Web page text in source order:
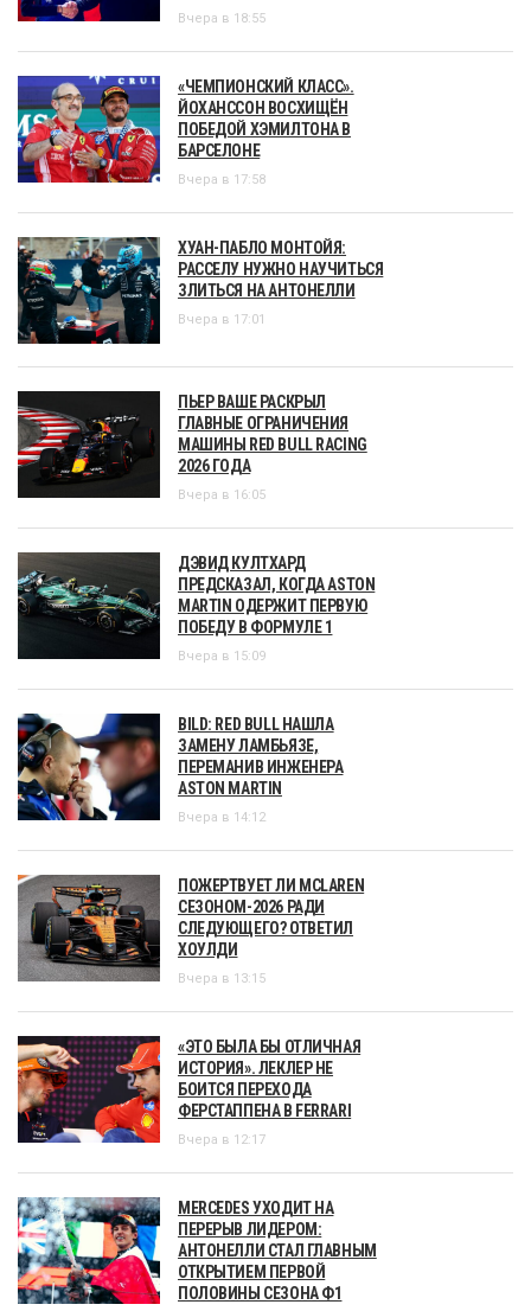
Вчера в 18:55
«ЧЕМПИОНСКИЙ КЛАСС».
ЙОХАНССОН ВОСХИЩЁН
ПОБЕДОЙ ХЭМИЛТОНА В
БАРСЕЛОНЕ
Вчера в 17:58
ХУАН-ПАБЛО МОНТОЙЯ:
РАССЕЛУ НУЖНО НАУЧИТЬСЯ
ЗЛИТЬСЯ НА АНТОНЕЛЛИ
Вчера в 17:01
ПЬЕР ВАШЕ РАСКРЫЛ
ГЛАВНЫЕ ОГРАНИЧЕНИЯ
МАШИНЫ RED BULL RACING
2026 ГОДА
Вчера в 16:05
ДЭВИД КУЛТХАРД
ПРЕДСКАЗАЛ, КОГДА ASTON
MARTIN ОДЕРЖИТ ПЕРВУЮ
ПОБЕДУ В ФОРМУЛЕ 1
Вчера в 15:09
BILD: RED BULL НАШЛА
ЗАМЕНУ ЛАМБЬЯЗЕ,
ПЕРЕМАНИВ ИНЖЕНЕРА
ASTON MARTIN
Вчера в 14:12
ПОЖЕРТВУЕТ ЛИ MCLAREN
СЕЗОНОМ-2026 РАДИ
СЛЕДУЮЩЕГО? ОТВЕТИЛ
ХОУЛДИ
Вчера в 13:15
«ЭТО БЫЛА БЫ ОТЛИЧНАЯ
ИСТОРИЯ». ЛЕКЛЕР НЕ
БОИТСЯ ПЕРЕХОДА
ФЕРСТАППЕНА В FERRARI
Вчера в 12:17
MERCEDES УХОДИТ НА
ПЕРЕРЫВ ЛИДЕРОМ:
АНТОНЕЛЛИ СТАЛ ГЛАВНЫМ
ОТКРЫТИЕМ ПЕРВОЙ
ПОЛОВИНЫ СЕЗОНА Ф1